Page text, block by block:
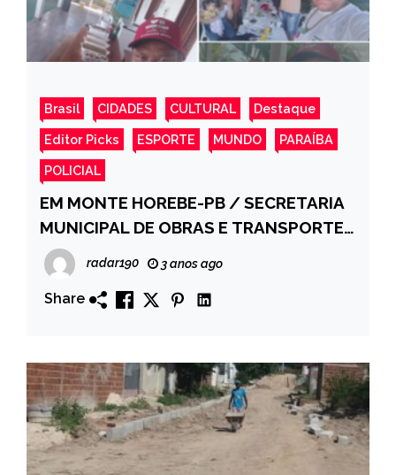
Brasil CIDADES CULTURAL Destaque
Editor Picks ESPORTE MUNDO PARAÍBA
POLICIAL
EM MONTE HOREBE-PB / SECRETARIA
MUNICIPAL DE OBRAS E TRANSPORTES
REALIZOU CONFRATERNIZAÇÃO PARA
SERVIDORES DA PASTA
radar190 3 anos ago
Share